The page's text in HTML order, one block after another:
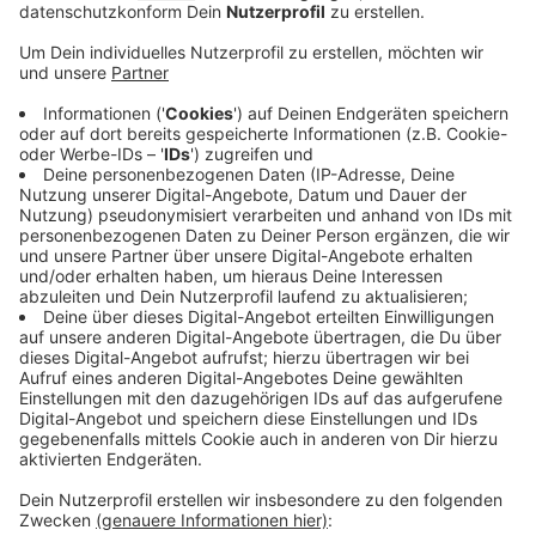
mit.
Veröffentlicht:Dienstag, 23.02.2021 15:18
Anzeige
Schwertfeger war erst in der vergangenen Saison nach
Velbert gekommen. Er werde der Mannschaft aber
erhalten bleiben. So werde der 32-jährige künftig zwei
Jugendmannschaften trainieren - die U19-
Niederrheinligamannschaft und die E-Junioren.
Schwertfeger wird auch organisatorische Aufgaben in
der Jugendabteilung übernehmen. Die SSVg Velbert
ist überzeugt, mit Schwerfeger einen wichtigen
Grundstein für die Weiterentwicklung der
Vereinsjugend gelegt zu haben.
Anzeige